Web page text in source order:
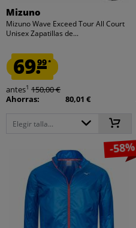
Mizuno
Mizuno Wave Exceed Tour All Court
Unisex Zapatillas de...
69.99*
antes1 150,00 €
Ahorras:
80,01 €
Elegir talla...
-58%